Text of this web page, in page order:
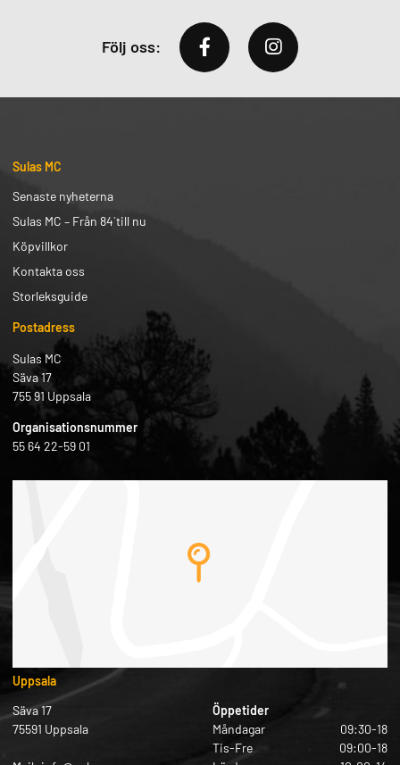
Följ oss:
Sulas MC
Senaste nyheterna
Sulas MC – Från 84` till nu
Köpvillkor
Kontakta oss
Storleksguide
Postadress
Sulas MC
Säva 17
755 91 Uppsala
Organisationsnummer
55 64 22-59 01
Uppsala
Säva 17
75591 Uppsala
Öppetider
Måndagar
09:30-18
Tis-Fre
09:00-18